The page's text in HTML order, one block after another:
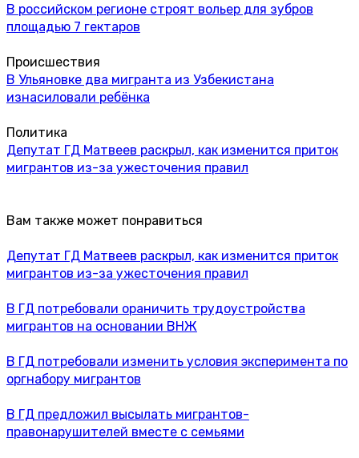
В российском регионе строят вольер для зубров
площадью 7 гектаров
Происшествия
В Ульяновке два мигранта из Узбекистана
изнасиловали ребёнка
Политика
Депутат ГД Матвеев раскрыл, как изменится приток
мигрантов из-за ужесточения правил
Вам также может понравиться
Депутат ГД Матвеев раскрыл, как изменится приток
мигрантов из-за ужесточения правил
В ГД потребовали ораничить трудоустройства
мигрантов на основании ВНЖ
В ГД потребовали изменить условия эксперимента по
оргнабору мигрантов
В ГД предложил высылать мигрантов-
правонарушителей вместе с семьями